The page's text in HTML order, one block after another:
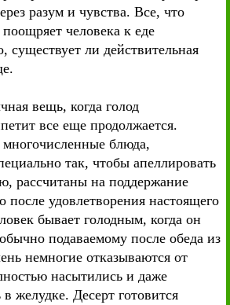
разум и чувства. Все, что
человека к еде
существует ли действительная
вещь, когда голод
все еще продолжается.
блюда,
так, чтобы апеллировать
рассчитаны на поддержание
после удовлетворения настоящего
бывает голодным, когда он
подаваемому после обеда из
немногие отказываются от
насытились и даже
желудке. Десерт готовится